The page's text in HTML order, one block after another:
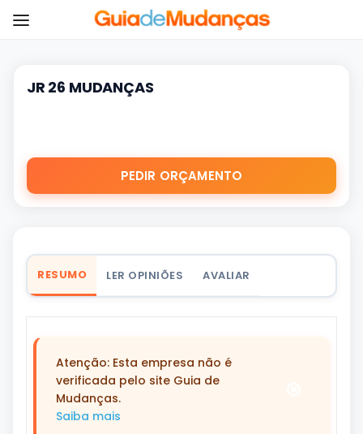
JR 26 MUDANÇAS
PEDIR ORÇAMENTO
RESUMO LER OPINIÕES AVALIAR
Atenção: Esta empresa não é
verificada pelo site Guia de
Mudanças.
Saiba mais